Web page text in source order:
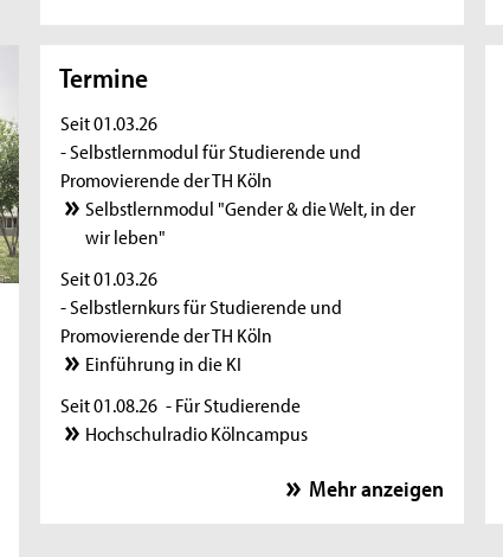
Termine
Seit 01.03.26
- Selbstlernmodul für Studierende und
Promovierende der TH Köln
Selbstlernmodul "Gender & die Welt, in der
wir leben"
Seit 01.03.26
- Selbstlernkurs für Studierende und
Promovierende der TH Köln
Einführung in die KI
Seit 01.08.26 - Für Studierende
Hochschulradio Kölncampus
Leben unter demselben Himmel
Mehr anzeigen